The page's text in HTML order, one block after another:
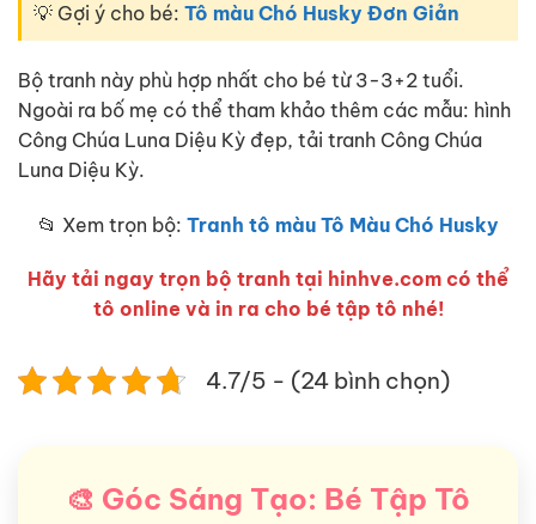
💡 Gợi ý cho bé: Tô màu Chó Husky Đơn Giản
Bộ tranh này phù hợp nhất cho bé từ 3-3+2 tuổi.
Ngoài ra bố mẹ có thể tham khảo thêm các mẫu: hình
Công Chúa Luna Diệu Kỳ đẹp, tải tranh Công Chúa
Luna Diệu Kỳ.
📂 Xem trọn bộ: Tranh tô màu Tô Màu Chó Husky
Hãy tải ngay trọn bộ tranh tại hinhve.com có thể
tô online và in ra cho bé tập tô nhé!
4.7/5 - (24 bình chọn)
🎨 Góc Sáng Tạo: Bé Tập Tô